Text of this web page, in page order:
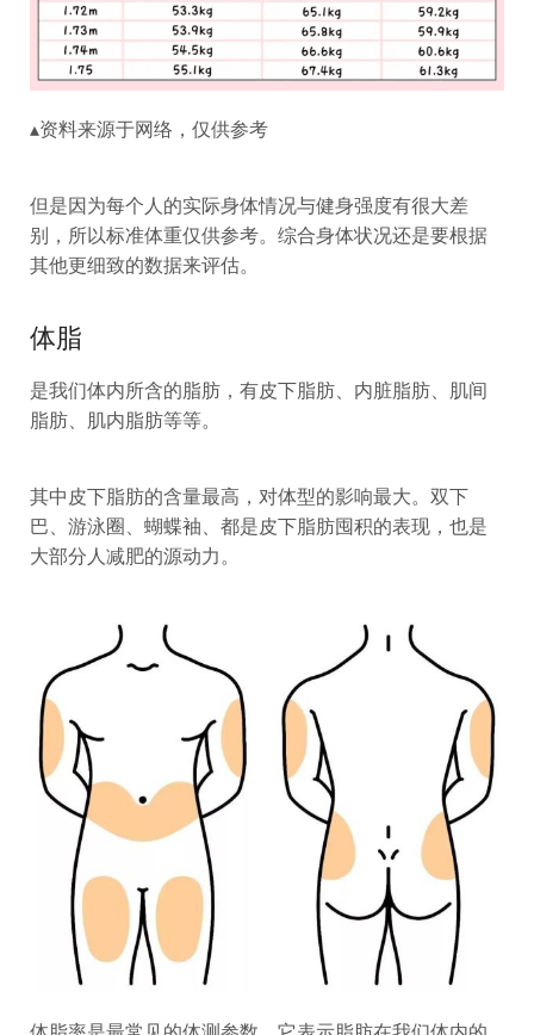
▴资料来源于网络，仅供参考
但是因为每个人的实际身体情况与健身强度有很大差
别，所以标准体重仅供参考。综合身体状况还是要根据
其他更细致的数据来评估。
体脂
是我们体内所含的脂肪，有皮下脂肪、内脏脂肪、肌间
脂肪、肌内脂肪等等。
其中皮下脂肪的含量最高，对体型的影响最大。双下
巴、游泳圈、蝴蝶袖、都是皮下脂肪囤积的表现，也是
大部分人减肥的源动力。